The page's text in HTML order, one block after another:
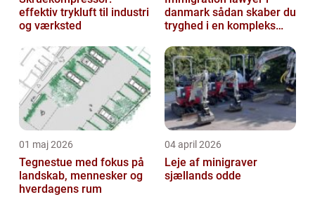
effektiv trykluft til industri
og værksted
danmark sådan skaber du
tryghed i en kompleks
01 maj 2026
Tegnestue med fokus på
landskab, mennesker og
hverdagens rum
04 april 2026
Leje af minigraver
sjællands odde